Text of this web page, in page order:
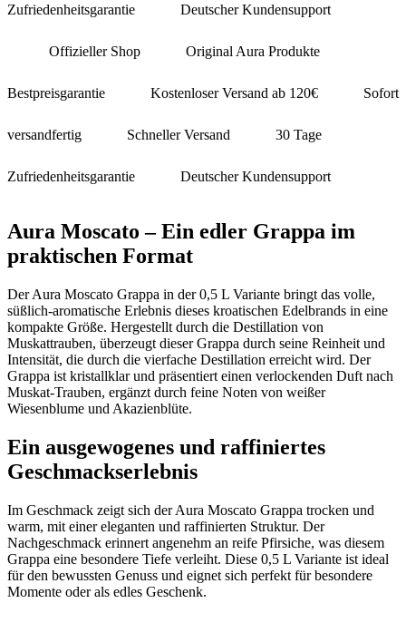
Zufriedenheitsgarantie Deutscher Kundensupport
Offizieller Shop Original Aura Produkte
Bestpreisgarantie Kostenloser Versand ab 120€ Sofort
versandfertig Schneller Versand 30 Tage
Zufriedenheitsgarantie Deutscher Kundensupport
Aura Moscato – Ein edler Grappa im
praktischen Format
Der Aura Moscato Grappa in der 0,5 L Variante bringt das volle,
süßlich-aromatische Erlebnis dieses kroatischen Edelbrands in eine
kompakte Größe. Hergestellt durch die Destillation von
Muskattrauben, überzeugt dieser Grappa durch seine Reinheit und
Intensität, die durch die vierfache Destillation erreicht wird. Der
Grappa ist kristallklar und präsentiert einen verlockenden Duft nach
Muskat-Trauben, ergänzt durch feine Noten von weißer
Wiesenblume und Akazienblüte.
Ein ausgewogenes und raffiniertes
Geschmackserlebnis
Im Geschmack zeigt sich der Aura Moscato Grappa trocken und
warm, mit einer eleganten und raffinierten Struktur. Der
Nachgeschmack erinnert angenehm an reife Pfirsiche, was diesem
Grappa eine besondere Tiefe verleiht. Diese 0,5 L Variante ist ideal
für den bewussten Genuss und eignet sich perfekt für besondere
Momente oder als edles Geschenk.